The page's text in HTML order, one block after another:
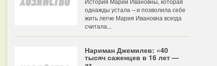
однажды устала – и позволила себе
жить легче Мария Ивановна всегда
считала...
Нариман Джемилев: «40
тысяч саженцев в 16 лет —